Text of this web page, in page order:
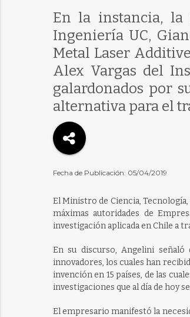
En la instancia, la
Ingeniería UC,
Metal Laser
Alex Vargas del
galardonados por
alternativa para el
Fecha de Publicación: 05/04/2019
El Ministro de Ciencia,
máximas autoridades de
investigación aplicada en Chile a
En su discurso, Angelini señaló
innovadores, los cuales han
invención en 15 países, de las
investigaciones que al día de hoy
El empresario manifestó la